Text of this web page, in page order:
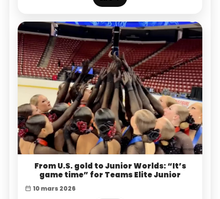
From U.S. gold to Junior Worlds: “It’s
game time” for Teams Elite Junior
10 mars 2026